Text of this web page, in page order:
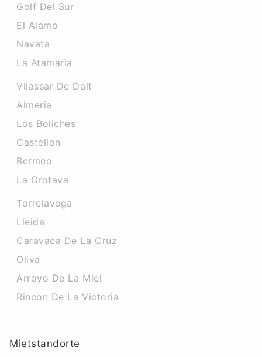
Golf Del Sur
El Alamo
Navata
La Atamaria
Vilassar De Dalt
Almeria
Los Boliches
Castellon
Bermeo
La Orotava
Torrelavega
Lleida
Caravaca De La Cruz
Oliva
Arroyo De La Miel
Rincon De La Victoria
Mietstandorte